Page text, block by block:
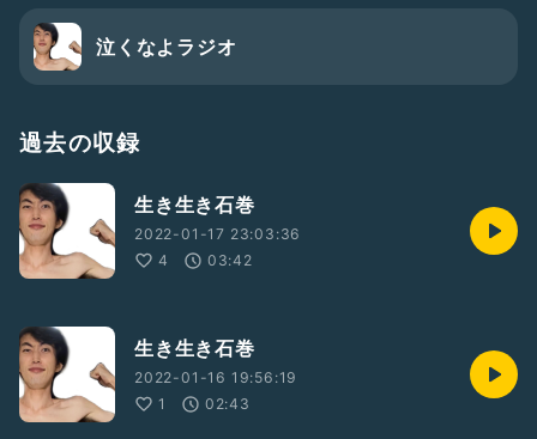
泣くなよラジオ
過去の収録
生き生き石巻
2022-01-17 23:03:36
4
03:42
生き生き石巻
2022-01-16 19:56:19
1
02:43